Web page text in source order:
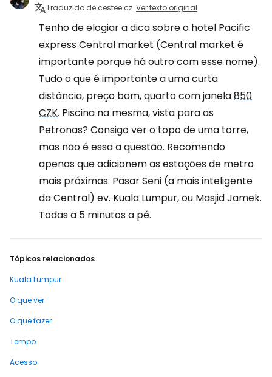
Traduzido de cestee.cz Ver texto original
Tenho de elogiar a dica sobre o hotel Pacific
express Central market (Central market é
importante porque há outro com esse nome).
Tudo o que é importante a uma curta
distância, preço bom, quarto com janela850
CZK. Piscina na mesma, vista para as
Petronas? Consigo ver o topo de uma torre,
mas não é essa a questão. Recomendo
apenas que adicionem as estações de metro
mais próximas: Pasar Seni (a mais inteligente
da Central) ev. Kuala Lumpur, ou Masjid Jamek.
Todas a 5 minutos a pé.
Tópicos relacionados
Kuala Lumpur
O que ver
O que fazer
Tempo
Acesso